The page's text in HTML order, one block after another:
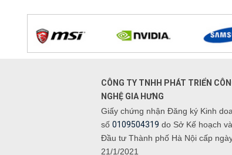
CÔNG TY TNHH PHÁT TRIỂN
NGHỆ GIA HƯNG
Giấy chứng nhận Đăng ký Kinh
số 0109504319 do Sở Kế hoạch và
Đầu tư Thành phố Hà Nội cấp
21/1/2021